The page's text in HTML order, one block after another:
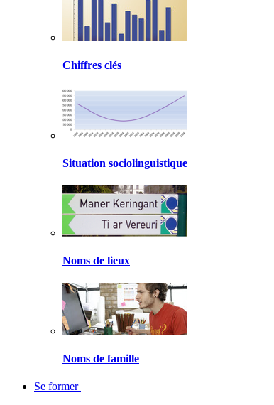
Chiffres clés
Situation sociolinguistique
Noms de lieux
Noms de famille
Se former